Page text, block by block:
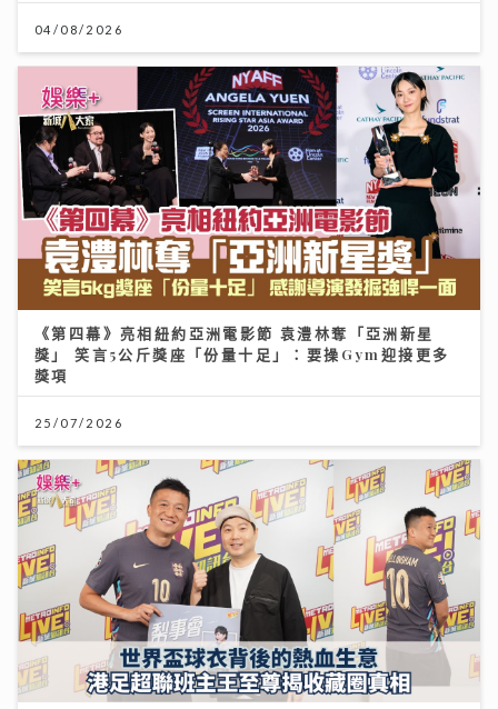
04/08/2026
《第四幕》亮相紐約亞洲電影節 袁澧林奪「亞洲新星
獎」 笑言5公斤獎座「份量十足」：要操Gym迎接更多
獎項
25/07/2026